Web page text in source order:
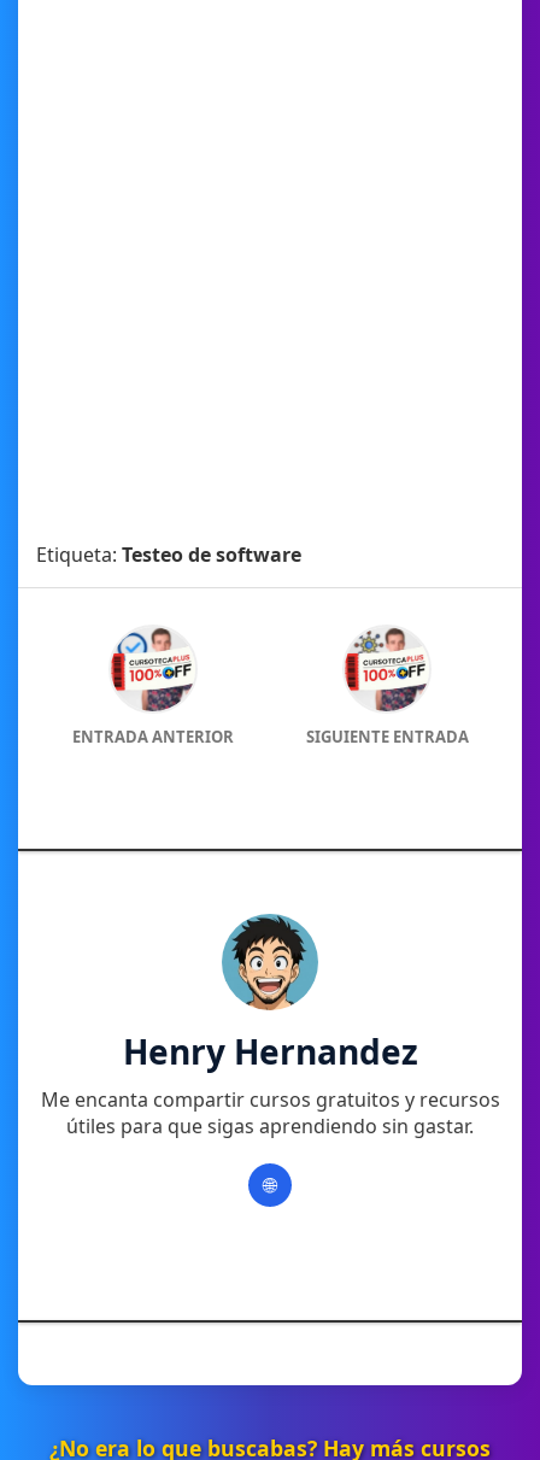
Etiqueta: Testeo de software
ENTRADA ANTERIOR SIGUIENTE ENTRADA
Henry Hernandez
Me encanta compartir cursos gratuitos y recursos
útiles para que sigas aprendiendo sin gastar.
🌐
¿No era lo que buscabas? Hay más cursos